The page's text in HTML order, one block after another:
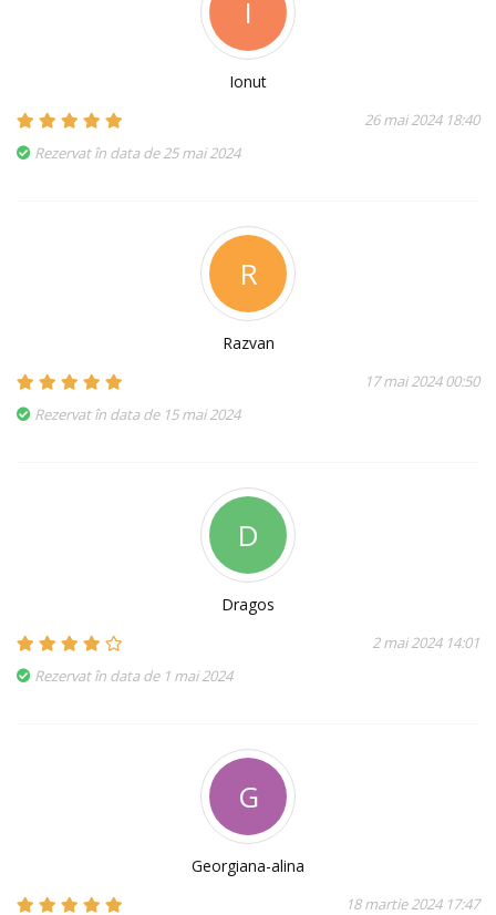
I
Ionut
26 mai 2024 18:40
Rezervat în data de 25 mai 2024
R
Razvan
17 mai 2024 00:50
Rezervat în data de 15 mai 2024
D
Dragos
2 mai 2024 14:01
Rezervat în data de 1 mai 2024
G
Georgiana-alina
18 martie 2024 17:47